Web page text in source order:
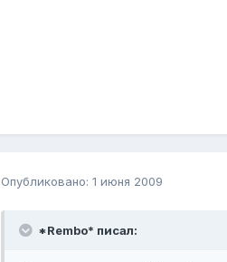
Опубликовано: 1 июня 2009
*Rembo* писал: